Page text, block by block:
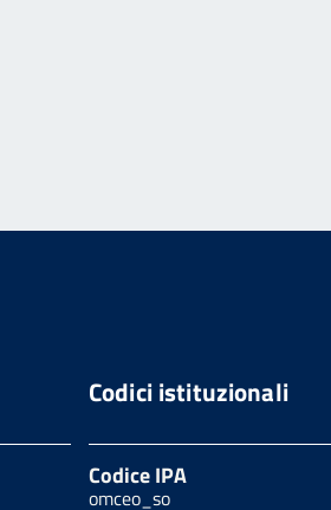
Codici istituzionali
Codice IPA
omceo_so